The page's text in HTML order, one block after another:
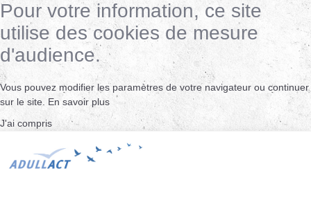
Pour votre information, ce site
utilise des cookies de mesure
d'audience.
Vous pouvez modifier les paramètres de votre navigateur ou continuer
sur le site. En savoir plus
J'ai compris